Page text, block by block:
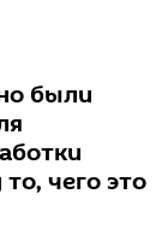
были
чего это